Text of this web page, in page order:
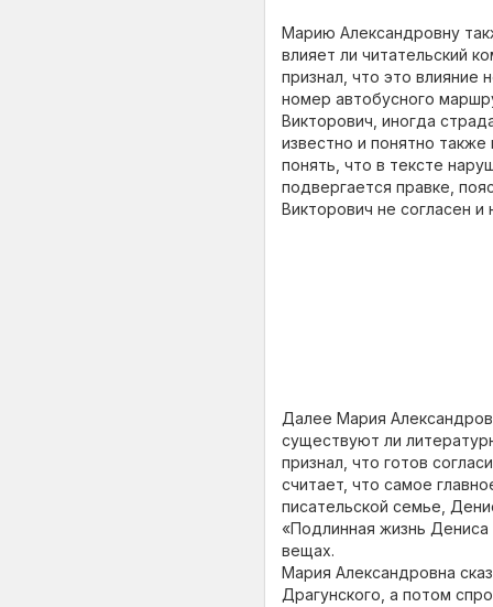
Марию Александровну
влияет ли читательский
признал, что это влияние
номер автобусного
Викторович, иногда
известно и понятно
понять, что в тексте
подвергается правке,
Викторович не согласен и
Далее Мария
существуют ли
признал, что готов
считает, что самое
писательской семье,
«Подлинная жизнь Дениса
вещах.
Мария Александровна
Драгунского, а потом